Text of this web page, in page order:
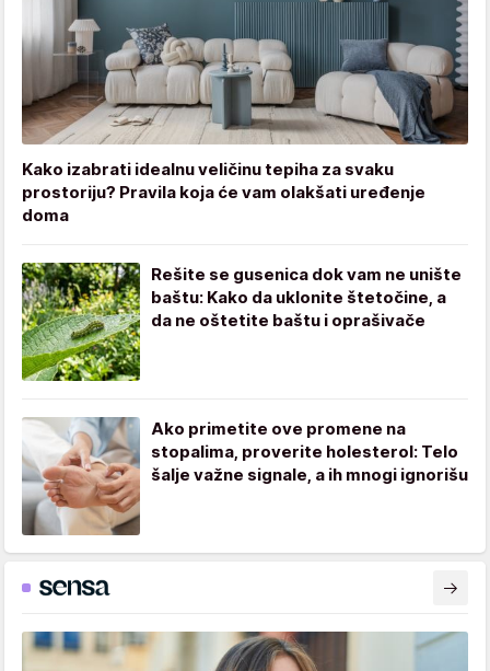
Kako izabrati idealnu veličinu tepiha za svaku
prostoriju? Pravila koja će vam olakšati uređenje
doma
Rešite se gusenica dok vam ne unište
baštu: Kako da uklonite štetočine, a
da ne oštetite baštu i oprašivače
Ako primetite ove promene na
stopalima, proverite holesterol: Telo
šalje važne signale, a ih mnogi ignorišu